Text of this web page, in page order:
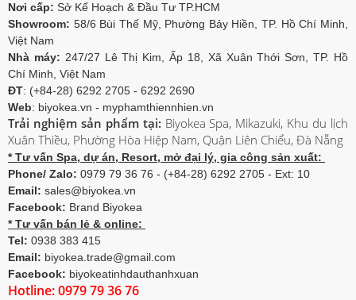
Nơi cấp: Sở Kế Hoạch & Đầu Tư TP.HCM
Showroom: 58/6 Bùi Thế Mỹ, Phường Bảy Hiền, TP. Hồ Chí Minh,
Việt Nam
Nhà máy: 247/27 Lê Thị Kim, Ấp 18, Xã Xuân Thới Sơn, TP. Hồ
Chí Minh, Việt Nam
ĐT: (+84-28) 6292 2705 - 6292 2690
Web: biyokea.vn - myphamthiennhien.vn
Trải nghiệm sản phẩm tại: Biyokea Spa, Mikazuki, Khu du lịch
Xuân Thiều, Phường Hòa Hiệp Nam, Quận Liên Chiểu, Đà Nẵng
* Tư vấn Spa, dự án, Resort, mở đại lý, gia công sản xuất:
Phone/ Zalo: 0979 79 36 76 - (+84-28) 6292 2705 - Ext: 10
Email: sales@biyokea.vn
Facebook: Brand Biyokea
* Tư vấn bán lẻ & online:
Tel: 0938 383 415
Email: biyokea.trade@gmail.com
Facebook: biyokeatinhdauthanhxuan
Hotline: 0979 79 36 76